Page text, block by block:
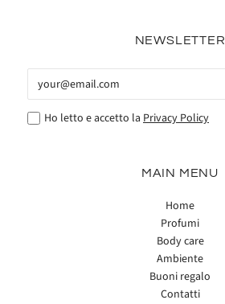
NEWSLETTER
Ho letto e accetto la Privacy Policy
MAIN MENU
Home
Profumi
Body care
Ambiente
Buoni regalo
Contatti